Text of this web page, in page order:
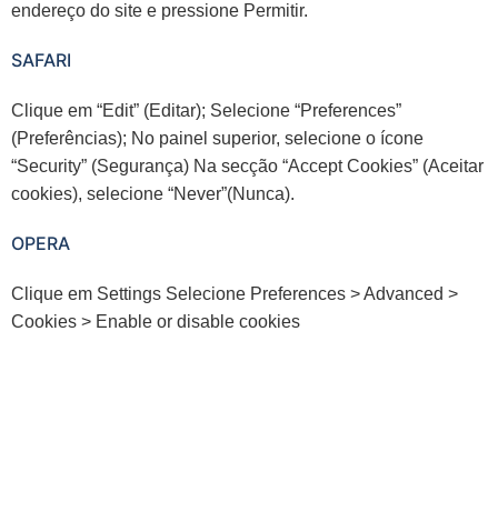
endereço do site e pressione Permitir.
SAFARI
Clique em “Edit” (Editar); Selecione “Preferences”
(Preferências); No painel superior, selecione o ícone
“Security” (Segurança) Na secção “Accept Cookies” (Aceitar
cookies), selecione “Never”(Nunca).
OPERA
Clique em Settings Selecione Preferences > Advanced >
Cookies > Enable or disable cookies